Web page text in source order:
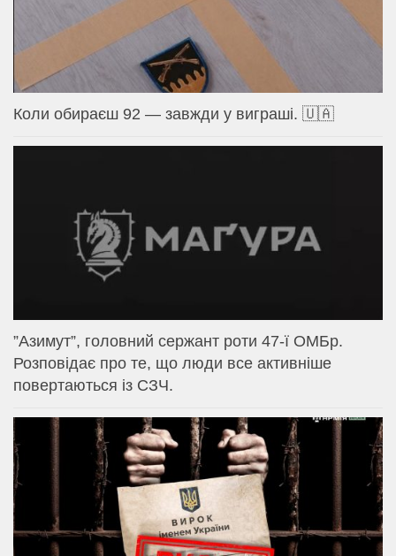
Коли обираєш 92 — завжди у виграші. 🇺🇦
⁨”Азимут”, головний сержант роти 47-ї ОМБр.
Розповідає про те, що люди все активніше
повертаються із СЗЧ.